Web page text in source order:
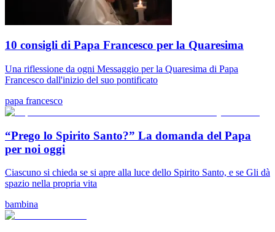
10 consigli di Papa Francesco per la Quaresima
Una riflessione da ogni Messaggio per la Quaresima di Papa
Francesco dall'inizio del suo pontificato
papa francesco
“Prego lo Spirito Santo?” La domanda del Papa
per noi oggi
Ciascuno si chieda se si apre alla luce dello Spirito Santo, e se Gli dà
spazio nella propria vita
bambina